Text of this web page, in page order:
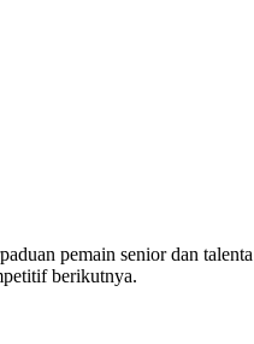
pemain senior dan
berikutnya.